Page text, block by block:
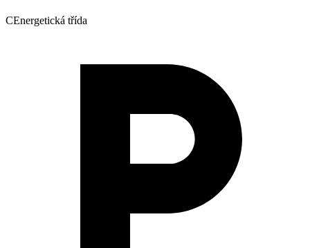
CEnergetická třída